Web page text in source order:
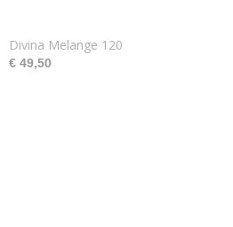
Divina Melange 120
€ 49,50